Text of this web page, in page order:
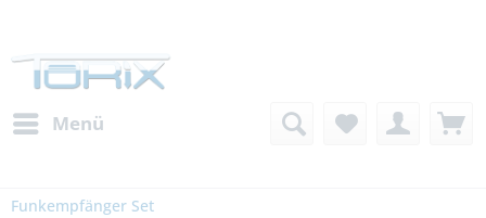
Menü
Funkempfänger Set